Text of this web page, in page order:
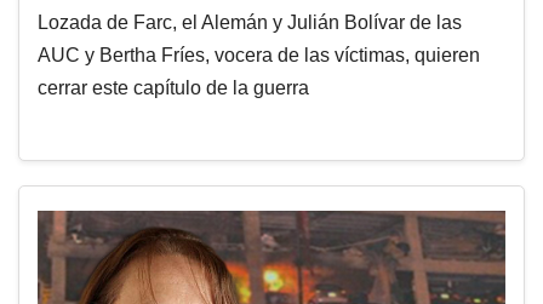
Lozada de Farc, el Alemán y Julián Bolívar de las
AUC y Bertha Fríes, vocera de las víctimas, quieren
cerrar este capítulo de la guerra